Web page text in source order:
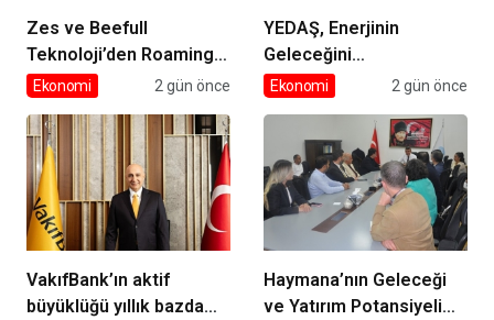
Zes ve Beefull
Teknoloji’den Roaming
İş Birliği
Ekonomi 2 gün önce
YEDAŞ, Enerjinin
Geleceğini
Şekillendirecek Genç
Ekonomi 2 gün önce
VakıfBank’ın aktif
büyüklüğü yıllık bazda
Haymana’nın Geleceği
ve Yatırım Potansiyeli